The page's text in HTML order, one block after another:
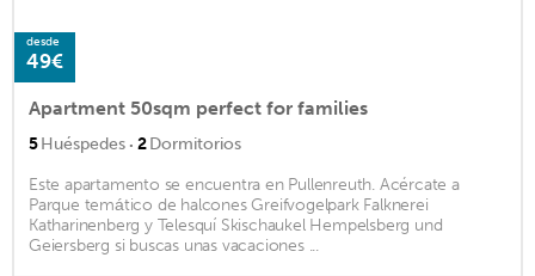
desde
49€
Apartment 50sqm perfect for families
5Huéspedes · 2Dormitorios
Este apartamento se encuentra en Pullenreuth. Acércate a
Parque temático de halcones Greifvogelpark Falknerei
Katharinenberg y Telesquí Skischaukel Hempelsberg und
Geiersberg si buscas unas vacaciones ...